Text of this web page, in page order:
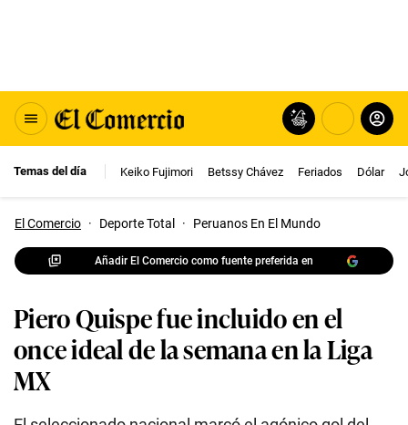
Temas del día Keiko Fujimori Betssy Chávez Feriados Dólar
El Comercio · Deporte Total · Peruanos En El Mundo
Añadir El Comercio como fuente preferida en
Piero Quispe fue incluido en el
once ideal de la semana en la Liga
MX